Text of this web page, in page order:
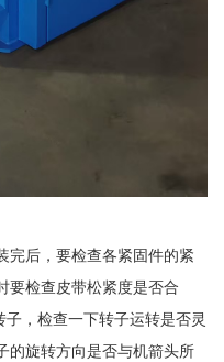
完后，要检查各紧固件的紧
要检查皮带松紧度是否合
，检查一下转子运转是否灵
的旋转方向是否与机箭头所